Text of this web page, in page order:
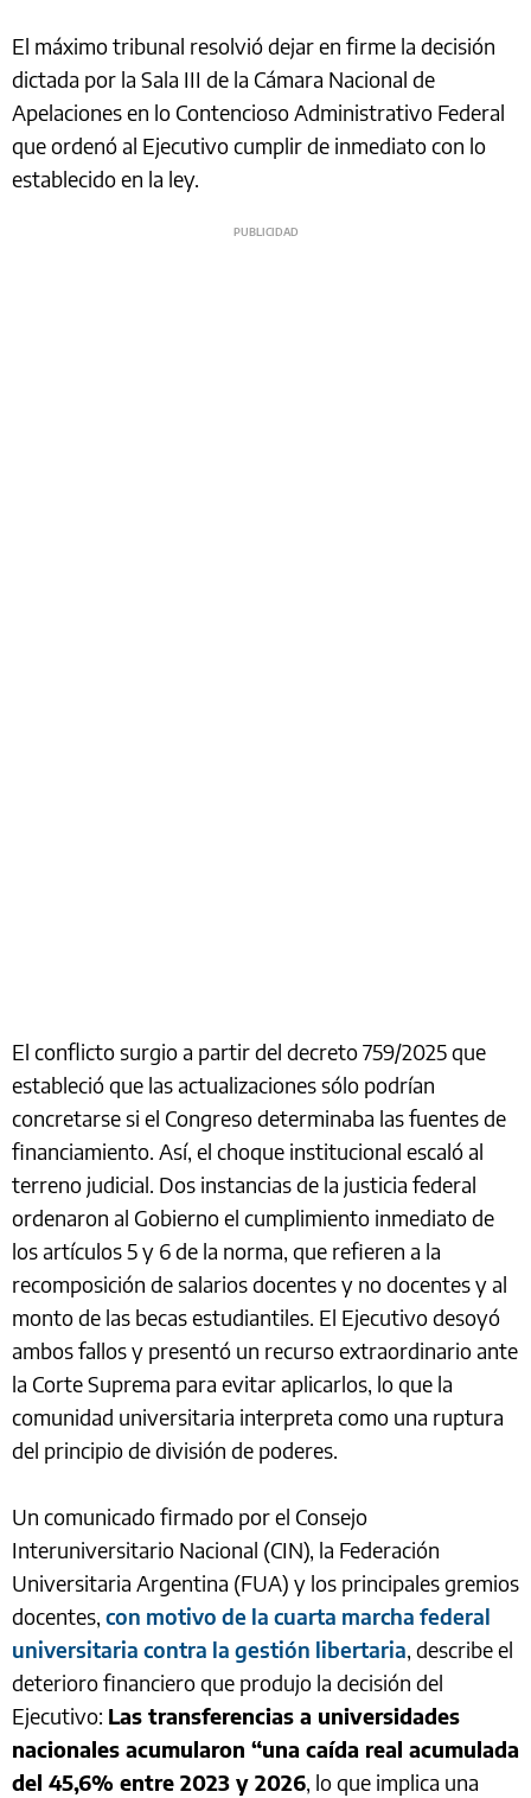
El máximo tribunal resolvió dejar en firme la decisión
dictada por la Sala III de la Cámara Nacional de
Apelaciones en lo Contencioso Administrativo Federal
que ordenó al Ejecutivo cumplir de inmediato con lo
establecido en la ley.
El conflicto surgio a partir del decreto 759/2025 que
estableció que las actualizaciones sólo podrían
concretarse si el Congreso determinaba las fuentes de
financiamiento. Así, el choque institucional escaló al
terreno judicial. Dos instancias de la justicia federal
ordenaron al Gobierno el cumplimiento inmediato de
los artículos 5 y 6 de la norma, que refieren a la
recomposición de salarios docentes y no docentes y al
monto de las becas estudiantiles. El Ejecutivo desoyó
ambos fallos y presentó un recurso extraordinario ante
la Corte Suprema para evitar aplicarlos, lo que la
comunidad universitaria interpreta como una ruptura
del principio de división de poderes.
Un comunicado firmado por el Consejo
Interuniversitario Nacional (CIN), la Federación
Universitaria Argentina (FUA) y los principales gremios
docentes, con motivo de la cuarta marcha federal
universitaria contra la gestión libertaria, describe el
deterioro financiero que produjo la decisión del
Ejecutivo: Las transferencias a universidades
nacionales acumularon “una caída real acumulada
del 45,6% entre 2023 y 2026, lo que implica una